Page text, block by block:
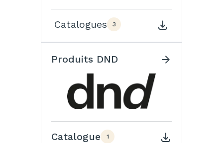
Catalogues 3
Produits DND
Catalogue 1